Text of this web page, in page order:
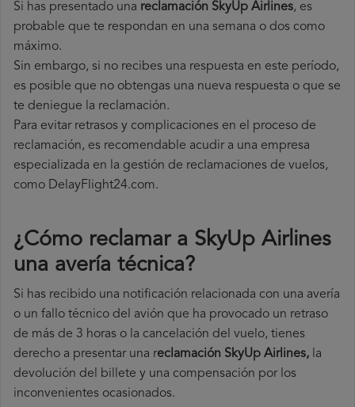
Si has presentado una reclamación SkyUp Airlines, es
probable que te respondan en una semana o dos como
máximo.
Sin embargo, si no recibes una respuesta en este período,
es posible que no obtengas una nueva respuesta o que se
te deniegue la reclamación.
Para evitar retrasos y complicaciones en el proceso de
reclamación, es recomendable acudir a una empresa
especializada en la gestión de reclamaciones de vuelos,
como DelayFlight24.com.
¿Cómo reclamar a SkyUp Airlines
una avería técnica?
Si has recibido una notificación relacionada con una avería
o un fallo técnico del avión que ha provocado un retraso
de más de 3 horas o la cancelación del vuelo, tienes
derecho a presentar una reclamación SkyUp Airlines, la
devolución del billete y una compensación por los
inconvenientes ocasionados.